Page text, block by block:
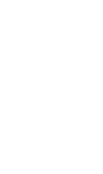
、合理的域